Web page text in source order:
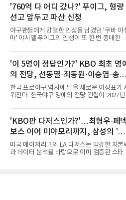
비교하기 어려울 정도로 폭염이 길어지고 강해
지고 있다. 여기에 장마, 이
독 선두로 도약했다.강채연은 7일 제주도 서귀
포의 테디밸리 골프앤리조트(파72)에서 열린 2
라운드에서 버디 5개와 보기 1개를 묶어 4언더
파 68타를 쳤다. 중간합계 9언더파 135타로
날 공동 4위에서 선두로 올라섰다. 공동 2위
룹(8언더파 136타)과는 한 타 차다.이 대회는
받았으나, 지난해 상금순위 75위에 그쳐 시드
위전으로 밀렸고 본선에서도 78위에
'760억 다 어디 갔나?' 푸이그, 형량
선고 앞두고 파산 신청
야구팬들에게 강렬한 인상을 남겼던 '쿠바 야
마' 야시엘 푸이그의 인생이 또 한 번 중대한
거액을 벌었던 푸이그가 연방 사건 선고를 앞
고 파산보호를 신청했다.푸이그는 최근 미국
로리다 파산 법원에 챕터11 파산보호 신청을
다. 챕터11은 기업이나 개인이 채권자들과 협의
를 통해 재정 구조를 재편할 수 있도록 돕는 제
다.미 매체들에 따르면 푸이그의 자산 규모는
1000만~5000만 달러(약 146억~730억 원),
산 내역 등 일부 필수 자료가 빠졌다며 서류 미
를 지적했다.관심이 쏠리는 이
'이 5명이 정답인가?' KBO 최초 명예
의 전당, 선동열·최동원·이승엽·송진
우·김응용을 둘러싼 논쟁
한국 프로야구 역사에 남을 새로운 이정표가
워진다. 한국야구 명예의 전당 건립이 2027
문으로 향하고 있다. "누가 한국 야구 최초의
예의 전당 헌액자가 될 것인가?"현재 가장 많이
거론되는 후보군은 선동열, 최동원, 이승엽, 송
진우, 그리고 김응용 감독이다. 한국 야구의 시
대별 상징성과 업적을 고려하면 충분히 설득
있는 이름들이다.선동열은 한국 야구가 배출
최고의 투수로 평가받는다. 해태 시절 통산
'KBO판 다저스인가?'…최형우·페
보스 이어 미야모리까지, 삼성의 '스
만렙' 승부수
미국 메이저리그의 LA 다저스는 막강한 자본
과 데이터 분석을 바탕으로 이미 검증된 스타